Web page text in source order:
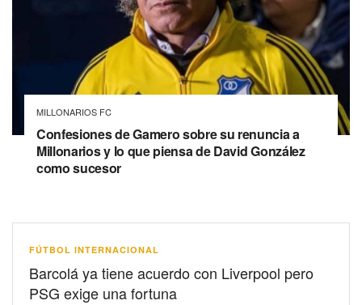
MILLONARIOS FC
Confesiones de Gamero sobre su renuncia a
Millonarios y lo que piensa de David González
como sucesor
FÚTBOL INTERNACIONAL
Barcolá ya tiene acuerdo con Liverpool pero
PSG exige una fortuna